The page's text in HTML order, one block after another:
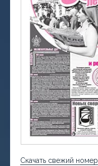
Скачать свежий номер